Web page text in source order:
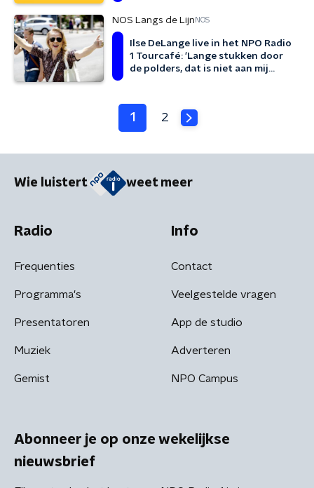
NOS Langs de Lijn NOS
Ilse DeLange live in het NPO Radio
1 Tourcafé: 'Lange stukken door
de polders, dat is niet aan mij
1 2
Wie luistert weet meer
Radio
Frequenties
Programma's
Presentatoren
Muziek
Gemist
Info
Contact
Veelgestelde vragen
App de studio
Adverteren
NPO Campus
Abonneer je op onze wekelijkse
nieuwsbrief